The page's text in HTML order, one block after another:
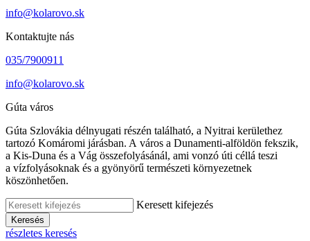
info@kolarovo.sk
Kontaktujte nás
035/7900911
info@kolarovo.sk
Gúta város
Gúta Szlovákia délnyugati részén található, a Nyitrai kerülethez
tartozó Komáromi járásban. A város a Dunamenti-alföldön fekszik,
a Kis-Duna és a Vág összefolyásánál, ami vonzó úti céllá teszi
a vízfolyásoknak és a gyönyörű természeti környezetnek
köszönhetően.
Keresett kifejezés
Keresés
részletes keresés